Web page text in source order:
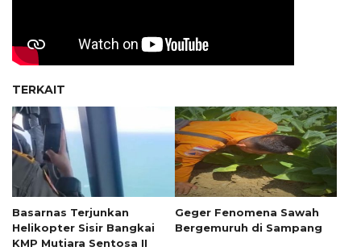
TERKAIT
Basarnas Terjunkan
Helikopter Sisir Bangkai
KMP Mutiara Sentosa II
Geger Fenomena Sawah
Bergemuruh di Sampang